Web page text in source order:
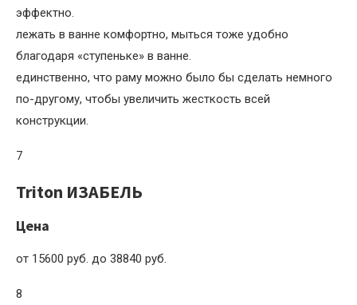
эффектно.
лежать в ванне комфортно, мыться тоже удобно
благодаря «ступеньке» в ванне.
единственно, что раму можно было бы сделать немного
по-другому, чтобы увеличить жесткость всей
конструкции.
7
Triton ИЗАБЕЛЬ
Цена
от 15600 руб. до 38840 руб.
8